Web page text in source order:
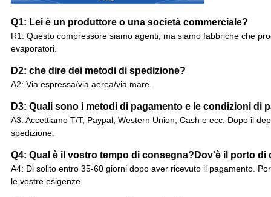
Q1: Lei è un produttore o una società commerciale?
R1: Questo compressore siamo agenti, ma siamo fabbriche che
evaporatori.
D2: che dire dei metodi di spedizione?
A2: Via espressa/via aerea/via mare.
D3: Quali sono i metodi di pagamento e le condizioni di
A3: Accettiamo T/T, Paypal, Western Union, Cash e ecc. Dopo il
spedizione.
Q4: Qual è il vostro tempo di consegna?Dov'è il porto di
A4: Di solito entro 35-60 giorni dopo aver ricevuto il pagamento.
le vostre esigenze.